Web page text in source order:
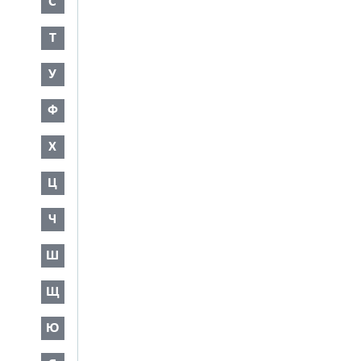
Т
У
Ф
Х
Ц
Ч
Ш
Щ
Ю